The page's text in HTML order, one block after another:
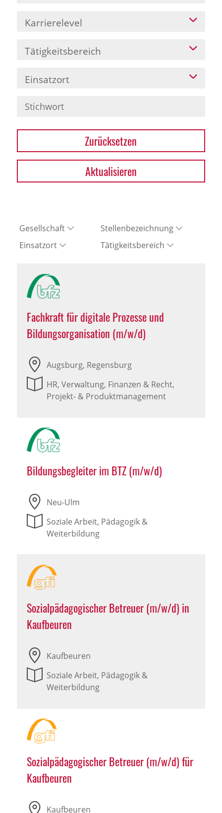
Karrierelevel
Tätigkeitsbereich
Einsatzort
Zurücksetzen
Aktualisieren
Gesellschaft
Stellenbezeichnung
Einsatzort
Tätigkeitsbereich
Fachkraft für digitale Prozesse und
Bildungsorganisation (m/w/d)
Augsburg, Regensburg
HR, Verwaltung, Finanzen & Recht,
Projekt- & Produktmanagement
Bildungsbegleiter im BTZ (m/w/d)
Neu-Ulm
Soziale Arbeit, Pädagogik &
Weiterbildung
Sozialpädagogischer Betreuer (m/w/d) in
Kaufbeuren
Kaufbeuren
Soziale Arbeit, Pädagogik &
Weiterbildung
Sozialpädagogischer Betreuer (m/w/d) für
Kaufbeuren
Kaufbeuren